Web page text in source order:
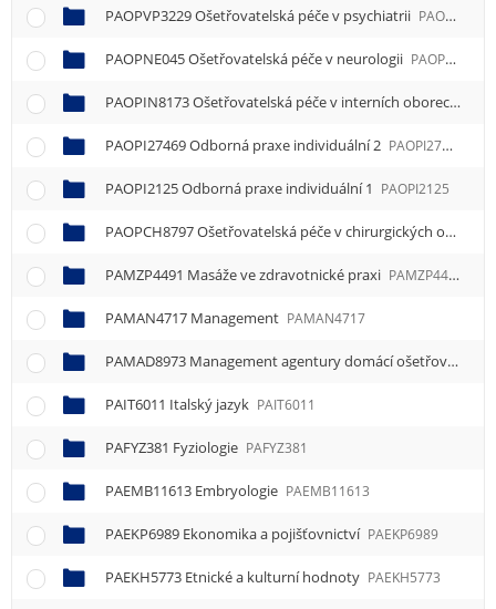
PAOPVP3229 Ošetřovatelská péče v psychiatrii PAOPVP3229
PAOPNE045 Ošetřovatelská péče v neurologii PAOPNE045
PAOPIN8173 Ošetřovatelská péče v interních oborech
PAOPI27469 Odborná praxe individuální 2 PAOPI27469
PAOPI2125 Odborná praxe individuální 1 PAOPI2125
PAOPCH8797 Ošetřovatelská péče v chirurgických oborech
PAMZP4491 Masáže ve zdravotnické praxi PAMZP4491
PAMAN4717 Management PAMAN4717
PAMAD8973 Management agentury domácí ošetřovatelské péče v porodní asistenci
PAIT6011 Italský jazyk PAIT6011
PAFYZ381 Fyziologie PAFYZ381
PAEMB11613 Embryologie PAEMB11613
PAEKP6989 Ekonomika a pojišťovnictví PAEKP6989
PAEKH5773 Etnické a kulturní hodnoty PAEKH5773